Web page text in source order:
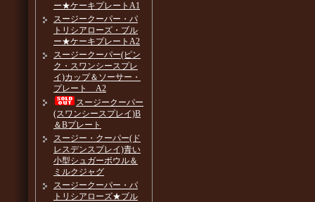
ー★ケーキプレートA1
スージークーパー・パ
トリシアローズ・ブル
ー★ケーキプレートA2
スージークーパー(ピン
ク・スワンシースプレ
イ)カップ＆ソーサー・
プレート A2
スージークーパー
(スワンシースプレイ)B
＆Bプレート
スージー・クーパー(ド
レスデンスプレイ)青い
小型シュガーボウル＆
ミルクジャグ
スージークーパー・パ
トリシアローズ★ブル